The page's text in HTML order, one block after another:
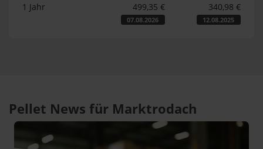
1 Jahr 499,35 €
07.08.2026
340,98 €
12.08.2025
Pellet News für Marktrodach